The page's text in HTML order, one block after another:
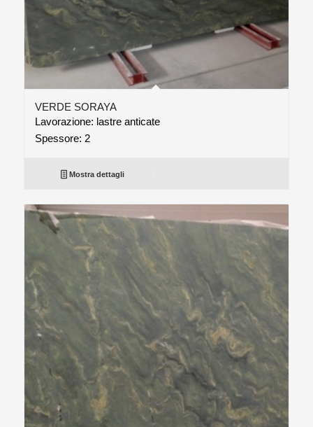
VERDE SORAYA
Lavorazione: lastre anticate
Spessore: 2
Mostra dettagli